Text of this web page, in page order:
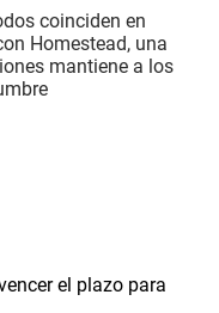
coinciden en
Homestead, una
mantiene a los